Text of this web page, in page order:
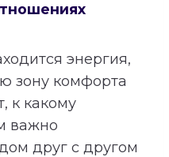
энергия,
зону комфорта
к какому
важно
друг с другом